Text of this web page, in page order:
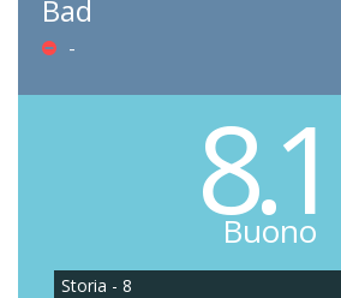
Bad
-
8.1
Buono
Storia - 8